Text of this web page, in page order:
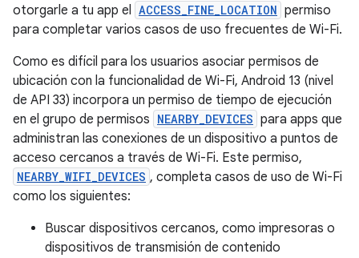
otorgarle a tu app el ACCESS_FINE_LOCATION permiso
para completar varios casos de uso frecuentes de Wi-Fi.
Como es difícil para los usuarios asociar permisos de
ubicación con la funcionalidad de Wi-Fi, Android 13 (nivel
de API 33) incorpora un permiso de tiempo de ejecución
en el grupo de permisos NEARBY_DEVICES para apps que
administran las conexiones de un dispositivo a puntos de
acceso cercanos a través de Wi-Fi. Este permiso,
NEARBY_WIFI_DEVICES , completa casos de uso de Wi-Fi
como los siguientes:
Buscar dispositivos cercanos, como impresoras o
dispositivos de transmisión de contenido